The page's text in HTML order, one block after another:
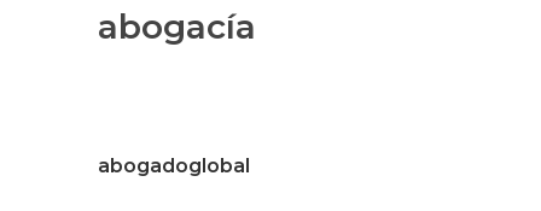
abogacía
abogadoglobal